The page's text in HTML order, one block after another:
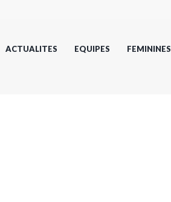
ACTUALITES EQUIPES FEMININES